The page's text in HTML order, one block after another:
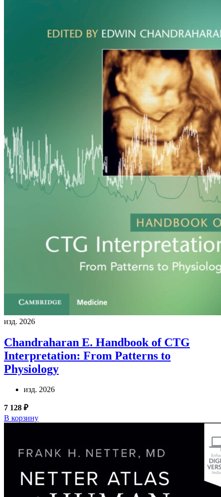
изд. 2026
Chandraharan E. Handbook of CTG
Interpretation: From Patterns to
Physiology
изд. 2026
7 128 ₽
В корзину